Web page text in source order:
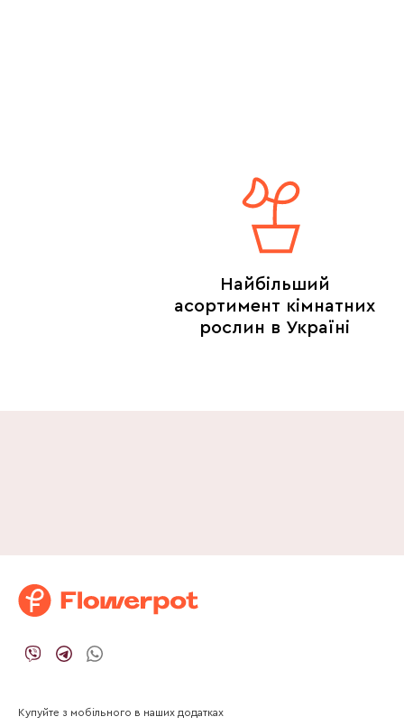
Найбільший
асортимент кімнатних
рослин в Україні
Купуйте з мобільного в наших додатках